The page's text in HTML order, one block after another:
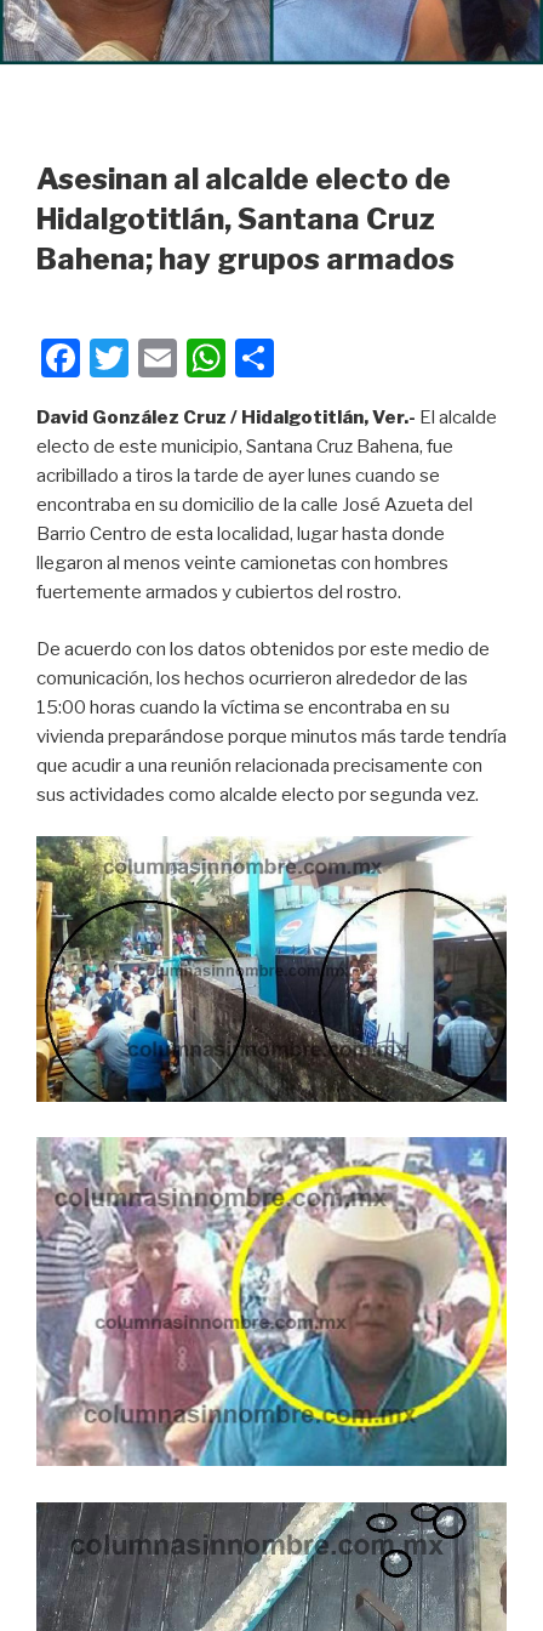
Asesinan al alcalde electo de
Hidalgotitlán, Santana Cruz
Bahena; hay grupos armados
F
c
e
b
o
o
T
tt
er
E
ail
W
at
s
A
p
p
m
p
ar
tir
David González Cruz / Hidalgotitlán, Ver.- El alcalde
electo de este municipio, Santana Cruz Bahena, fue
acribillado a tiros la tarde de ayer lunes cuando se
encontraba en su domicilio de la calle José Azueta del
Barrio Centro de esta localidad, lugar hasta donde
llegaron al menos veinte camionetas con hombres
fuertemente armados y cubiertos del rostro.
De acuerdo con los datos obtenidos por este medio de
comunicación, los hechos ocurrieron alrededor de las
15:00 horas cuando la víctima se encontraba en su
vivienda preparándose porque minutos más tarde tendría
que acudir a una reunión relacionada precisamente con
sus actividades como alcalde electo por segunda vez.